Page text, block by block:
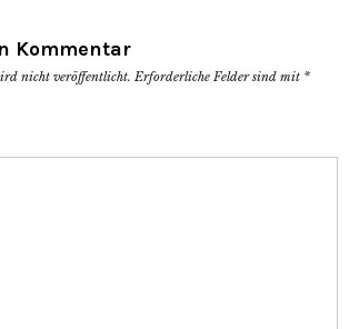
Kommentar
nicht veröffentlicht. Erforderliche Felder sind mit *